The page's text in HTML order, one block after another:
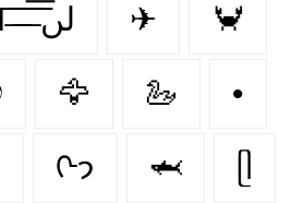
● █▀█▄ Ɑ͞ ̶͞ ̶͞ ̶͞ لں͞ ✈ 🦀
🦅 🦢 •
ᢉ𐭩 🦈